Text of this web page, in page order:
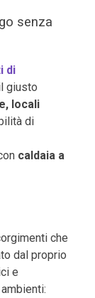
senza
di
giusto
locali
di
caldaia a
che
dal proprio
e